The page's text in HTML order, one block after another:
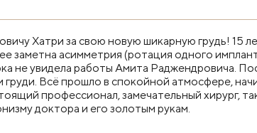
Хатри за свою новую шикарную грудь! 15
заметна асимметрия (ротация одного
не увидела работы Амита Раджендровича.
Всё прошло в спокойной атмосфере,
профессионал, замечательный хирург,
доктора и его золотым рукам.